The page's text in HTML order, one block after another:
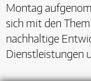
Montag
sich mit den
nachhaltige
Dienstleistungen